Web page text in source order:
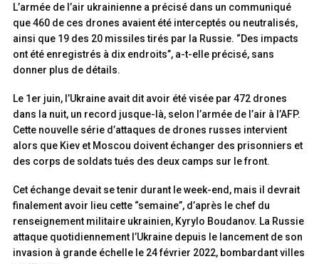
L’armée de l’air ukrainienne a précisé dans un communiqué
que 460 de ces drones avaient été interceptés ou neutralisés,
ainsi que 19 des 20 missiles tirés par la Russie. “Des impacts
ont été enregistrés à dix endroits”, a-t-elle précisé, sans
donner plus de détails.
Le 1er juin, l’Ukraine avait dit avoir été visée par 472 drones
dans la nuit, un record jusque-là, selon l’armée de l’air à l’AFP.
Cette nouvelle série d’attaques de drones russes intervient
alors que Kiev et Moscou doivent échanger des prisonniers et
des corps de soldats tués des deux camps sur le front.
Cet échange devait se tenir durant le week-end, mais il devrait
finalement avoir lieu cette “semaine”, d’après le chef du
renseignement militaire ukrainien, Kyrylo Boudanov. La Russie
attaque quotidiennement l’Ukraine depuis le lancement de son
invasion à grande échelle le 24 février 2022, bombardant villes